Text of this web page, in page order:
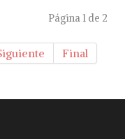
Página 1 de 2
Final